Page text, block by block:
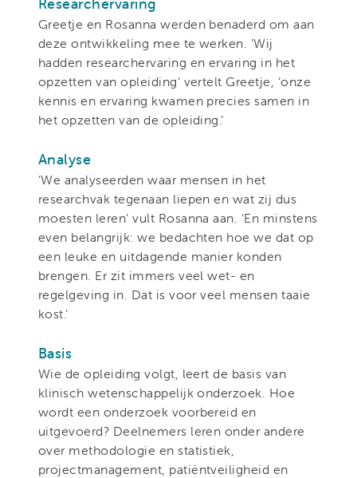
Greetje en Rosanna werden benaderd om aan
deze ontwikkeling mee te werken. ’Wij
hadden researchervaring en ervaring in het
opzetten van opleiding’ vertelt Greetje, ‘onze
kennis en ervaring kwamen precies samen in
het opzetten van de opleiding.’
Analyse
‘We analyseerden waar mensen in het
researchvak tegenaan liepen en wat zij dus
moesten leren’ vult Rosanna aan. ‘En minstens
even belangrijk: we bedachten hoe we dat op
een leuke en uitdagende manier konden
brengen. Er zit immers veel wet- en
regelgeving in. Dat is voor veel mensen taaie
kost.’
Basis
Wie de opleiding volgt, leert de basis van
klinisch wetenschappelijk onderzoek. Hoe
wordt een onderzoek voorbereid en
uitgevoerd? Deelnemers leren onder andere
over methodologie en statistiek,
projectmanagement, patiëntveiligheid en